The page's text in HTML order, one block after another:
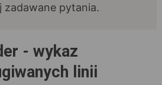
zadawane pytania.
- wykaz
linii